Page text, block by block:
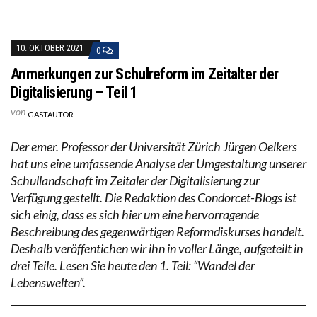
10. OKTOBER 2021 0
Anmerkungen zur Schulreform im Zeitalter der
Digitalisierung – Teil 1
von GASTAUTOR
Der emer. Professor der Universität Zürich Jürgen Oelkers
hat uns eine umfassende Analyse der Umgestaltung unserer
Schullandschaft im Zeitaler der Digitalisierung zur
Verfügung gestellt. Die Redaktion des Condorcet-Blogs ist
sich einig, dass es sich hier um eine hervorragende
Beschreibung des gegenwärtigen Reformdiskurses handelt.
Deshalb veröffentichen wir ihn in voller Länge, aufgeteilt in
drei Teile. Lesen Sie heute den 1. Teil: “Wandel der
Lebenswelten”.